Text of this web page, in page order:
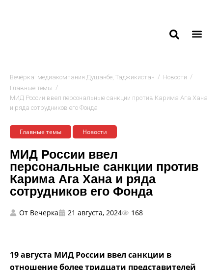
Вечёрка: медиакомпания Душанбе, Таджикистан / Новости /
Главные темы /
МИД России ввел персональные санкции против Карима Ага Хана
и ряда сотрудников его Фонда
Главные темы Новости
МИД России ввел
персональные санкции против
Карима Ага Хана и ряда
сотрудников его Фонда
От Вечерка 21 августа, 2024 168
19 августа МИД России ввел санкции в
отношение более тридцати представителей